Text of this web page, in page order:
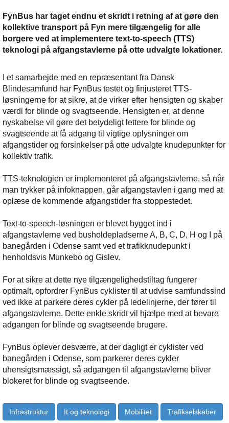
FynBus har taget endnu et skridt i retning af at gøre den
kollektive transport på Fyn mere tilgængelig for alle
borgere ved at implementere text-to-speech (TTS)
teknologi på afgangstavlerne på otte udvalgte lokationer.
I et samarbejde med en repræsentant fra Dansk
Blindesamfund har FynBus testet og finjusteret TTS-
løsningerne for at sikre, at de virker efter hensigten og skaber
værdi for blinde og svagtseende. Hensigten er, at denne
nyskabelse vil gøre det betydeligt lettere for blinde og
svagtseende at få adgang til vigtige oplysninger om
afgangstider og forsinkelser på otte udvalgte knudepunkter for
kollektiv trafik.
TTS-teknologien er implementeret på afgangstavlerne, så når
man trykker på infoknappen, går afgangstavlen i gang med at
oplæse de kommende afgangstider fra stoppestedet.
Text-to-speech-løsningen er blevet bygget ind i
afgangstavlerne ved busholdepladserne A, B, C, D, H og I på
banegården i Odense samt ved et trafikknudepunkt i
henholdsvis Munkebo og Gislev.
For at sikre at dette nye tilgængelighedstiltag fungerer
optimalt, opfordrer FynBus cyklister til at udvise samfundssind
ved ikke at parkere deres cykler på ledelinjerne, der fører til
afgangstavlerne. Dette enkle skridt vil hjælpe med at bevare
adgangen for blinde og svagtseende brugere.
FynBus oplever desværre, at der dagligt er cyklister ved
banegården i Odense, som parkerer deres cykler
uhensigtsmæssigt, så adgangen til afgangstavlerne bliver
blokeret for blinde og svagtseende.
Infrastruktur It og teknologi Mobilitet Trafikselskaber